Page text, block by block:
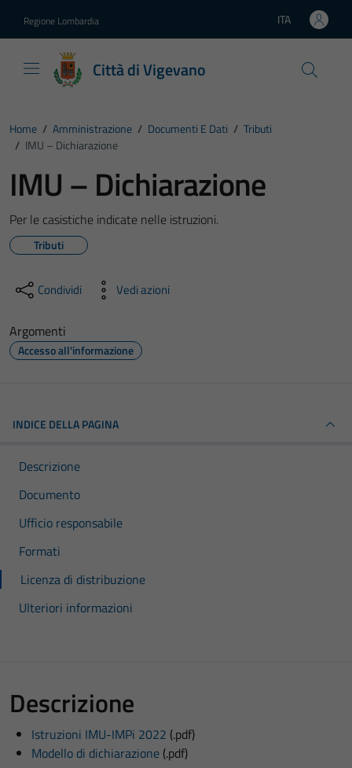
Regione Lombardia Lingua attiva:
ITA
Città di Vigevano
Home / Amministrazione / Documenti E Dati / Tributi
/ IMU – Dichiarazione
IMU – Dichiarazione
Per le casistiche indicate nelle istruzioni.
Tributi
Condividi Vedi azioni
Argomenti
Accesso all'informazione
INDICE DELLA PAGINA
Descrizione
Documento
Ufficio responsabile
Formati
Licenza di distribuzione
Ulteriori informazioni
Descrizione
Istruzioni IMU-IMPi 2022 (.pdf)
Modello di dichiarazione (.pdf)